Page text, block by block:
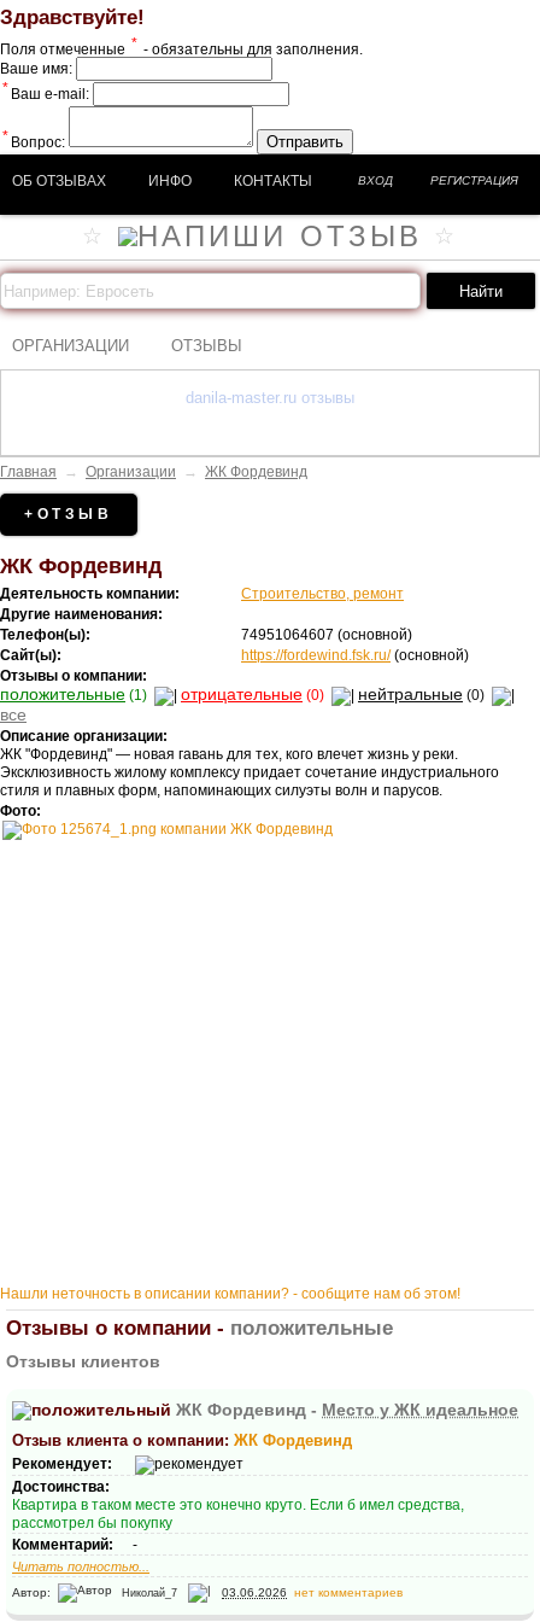
Здравствуйте!
Поля отмеченные * - обязательны для заполнения.
Ваше имя:
* Ваш e-mail:
* Вопрос: Отправить
ОБ ОТЗЫВАХ ИНФО КОНТАКТЫ ВХОД РЕГИСТРАЦИЯ
ОРГАНИЗАЦИИ ОТЗЫВЫ
danila-master.ru отзывы
Главная → Организации → ЖК Фордевинд
+ОТЗЫВ
ЖК Фордевинд
Деятельность компании:
Строительство, ремонт
Другие наименования:
Телефон(ы):
74951064607 (основной)
Сайт(ы):
https://fordewind.fsk.ru/(основной)
Отзывы о компании:
положительные (1) отрицательные (0) нейтральные (0)
все
Описание организации:
ЖК "Фордевинд" — новая гавань для тех, кого влечет жизнь у реки.
Эксклюзивность жилому комплексу придает сочетание индустриального
стиля и плавных форм, напоминающих силуэты волн и парусов.
Фото:
Нашли неточность в описании компании? - сообщите нам об этом!
Отзывы о компании - положительные
Отзывы клиентов
ЖК Фордевинд - Место у ЖК идеальное
Отзыв клиента о компании: ЖК Фордевинд
Рекомендует:
Достоинства:
Квартира в таком месте это конечно круто. Если б имел средства,
рассмотрел бы покупку
Комментарий:
-
Читать полностью...
Автор: Николай_7 03.06.2026 нет комментариев